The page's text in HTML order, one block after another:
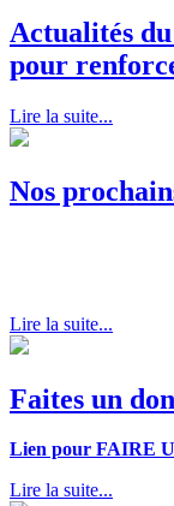
Actualités
pour
Lire la suite...
Nos
Lire la suite...
Faites un
Lien pour FAIRE
Lire la suite...